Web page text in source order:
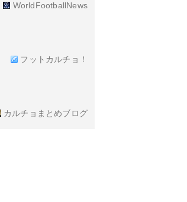
WorldFootballNews
フットカルチョ！
カルチョまとめブログ